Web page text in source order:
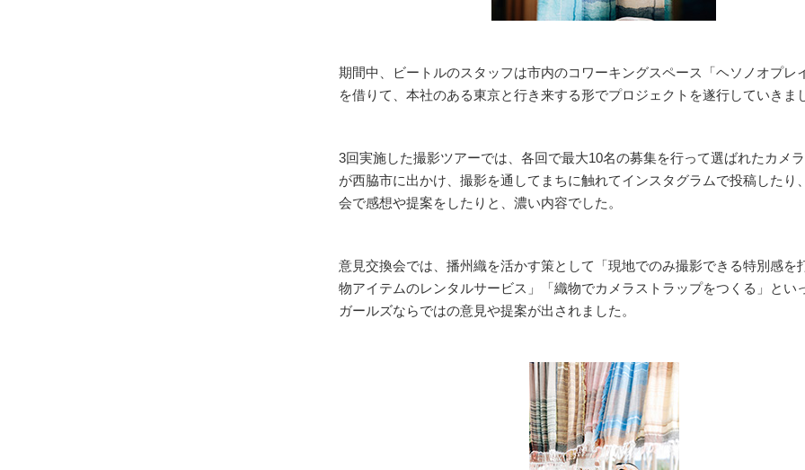
期間中、ビートルのスタッフは市内のコワーキングスペース「ヘソノオプレ
を借りて、本社のある東京と行き来する形でプロジェクトを遂行していきま
3回実施した撮影ツアーでは、各回で最大10名の募集を行って選ばれたカメ
が西脇市に出かけ、撮影を通してまちに触れてインスタグラムで投稿したり
会で感想や提案をしたりと、濃い内容でした。
意見交換会では、播州織を活かす策として「現地でのみ撮影できる特別感を
物アイテムのレンタルサービス」「織物でカメラストラップをつくる」とい
ガールズならではの意見や提案が出されました。